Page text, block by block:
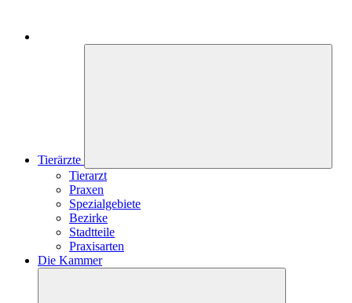
Tierärzte
Tierarzt
Praxen
Spezialgebiete
Bezirke
Stadtteile
Praxisarten
Die Kammer